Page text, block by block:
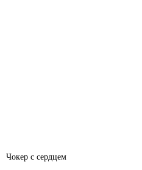
Чокер с сердцем